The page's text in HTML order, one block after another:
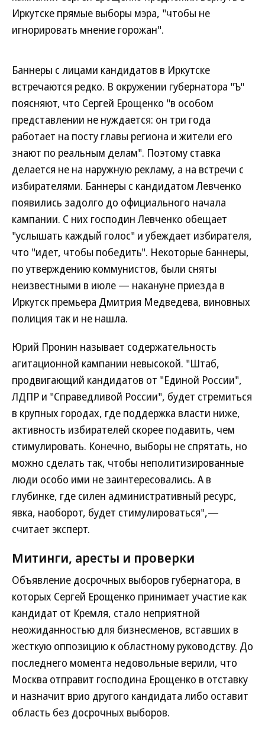
Иркутске прямые выборы мэра, "чтобы не
игнорировать мнение горожан".
Баннеры с лицами кандидатов в Иркутске
встречаются редко. В окружении губернатора "Ъ"
поясняют, что Сергей Ерощенко "в особом
представлении не нуждается: он три года
работает на посту главы региона и жители его
знают по реальным делам". Поэтому ставка
делается не на наружную рекламу, а на встречи с
избирателями. Баннеры с кандидатом Левченко
появились задолго до официального начала
кампании. С них господин Левченко обещает
"услышать каждый голос" и убеждает избирателя,
что "идет, чтобы победить". Некоторые баннеры,
по утверждению коммунистов, были сняты
неизвестными в июле — накануне приезда в
Иркутск премьера Дмитрия Медведева, виновных
полиция так и не нашла.
Юрий Пронин называет содержательность
агитационной кампании невысокой. "Штаб,
продвигающий кандидатов от "Единой России",
ЛДПР и "Справедливой России", будет стремиться
в крупных городах, где поддержка власти ниже,
активность избирателей скорее подавить, чем
стимулировать. Конечно, выборы не спрятать, но
можно сделать так, чтобы неполитизированные
люди особо ими не заинтересовались. А в
глубинке, где силен административный ресурс,
явка, наоборот, будет стимулироваться",—
считает эксперт.
Митинги, аресты и проверки
Объявление досрочных выборов губернатора, в
которых Сергей Ерощенко принимает участие как
кандидат от Кремля, стало неприятной
неожиданностью для бизнесменов, вставших в
жесткую оппозицию к областному руководству. До
последнего момента недовольные верили, что
Москва отправит господина Ерощенко в отставку
и назначит врио другого кандидата либо оставит
область без досрочных выборов.